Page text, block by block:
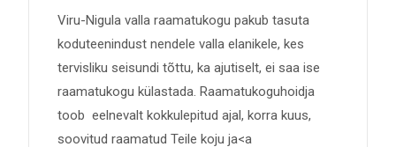
Viru-Nigula valla raamatukogu pakub tasuta
koduteenindust nendele valla elanikele, kes
tervisliku seisundi tõttu, ka ajutiselt, ei saa ise
raamatukogu külastada. Raamatukoguhoidja
toob eelnevalt kokkulepitud ajal, korra kuus,
soovitud raamatud Teile koju ja<a